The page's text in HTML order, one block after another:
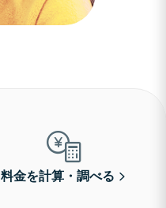
料金を計算・調べる